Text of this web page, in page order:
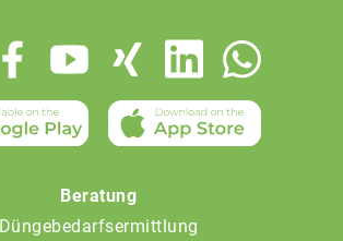
Beratung
Düngebedarfsermittlung